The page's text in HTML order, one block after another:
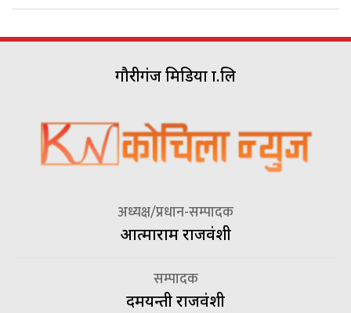
गौरीगंज मिडिया प्रा.लि
अध्यक्ष/प्रधान-सम्पादक
आत्माराम राजवंशी
सम्पादक
दमयन्ती राजवंशी